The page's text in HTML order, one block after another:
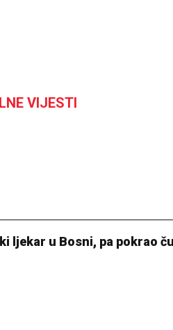
VIJESTI
ljekar u Bosni, pa pokrao